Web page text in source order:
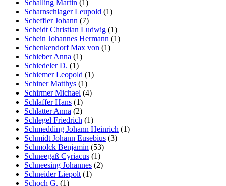
Schalling Martin (1)
Scharnschlager Leupold (1)
Scheffler Johann (7)
Scheidt Christian Ludwig (1)
Schein Johannes Hermann (1)
Schenkendorf Max von (1)
Schieber Anna (1)
Schiedeler D. (1)
Schiemer Leopold (1)
Schiner Matthys (1)
Schirmer Michael (4)
Schlaffer Hans (1)
Schlatter Anna (2)
Schlegel Friedrich (1)
Schmedding Johann Heinrich (1)
Schmidt Johann Eusebius (3)
Schmolck Benjamin (53)
Schneegaß Cyriacus (1)
Schneesing Johannes (2)
Schneider Liepolt(1)
Schoch G. (1)